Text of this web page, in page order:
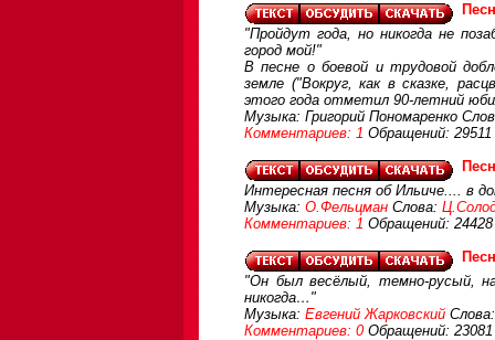
"Пройдут года, но никогда не
город мой!"
В песне о боевой и трудовой
земле ("Вокруг, как в сказке,
этого года отметил 90-летний
Музыка: Григорий Пономаренко
Комментариев: 1 Обращений: 29511
Интересная песня об Ильиче.... в
Музыка: О.Фельцман Слова:
Комментариев: 1 Обращений: 24428
"Он был весёлый, темно-русый,
никогда…"
Музыка: Евгений Жарковский
Комментариев: 0 Обращений: 23081